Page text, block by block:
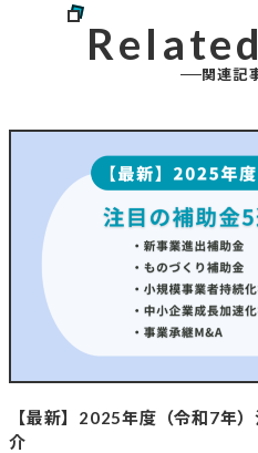
関連記
【最新】2025年度（令和7年
介